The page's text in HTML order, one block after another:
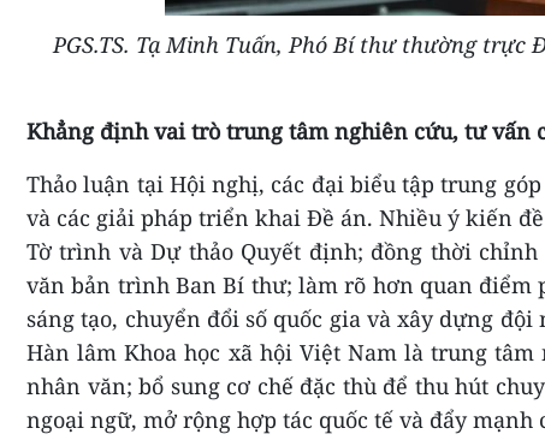
PGS.TS. Tạ Minh Tuấn, Phó Bí thư thường trực
Khẳng định vai trò trung tâm nghiên cứu, tư vấn
Thảo luận tại Hội nghị, các đại biểu tập trung
và các giải pháp triển khai Đề án. Nhiều ý kiến
Tờ trình và Dự thảo Quyết định; đồng thời
văn bản trình Ban Bí thư; làm rõ hơn quan
sáng tạo, chuyển đổi số quốc gia và xây dựng
Hàn lâm Khoa học xã hội Việt Namlà trung tâm
nhân văn; bổ sung cơ chế đặc thù để thu hút
ngoại ngữ, mở rộng hợp tác quốc tế và đẩy mạnh